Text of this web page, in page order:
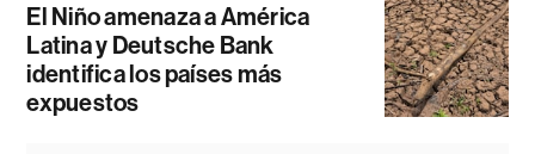
El Niño amenaza a América
Latina y Deutsche Bank
identifica los países más
expuestos